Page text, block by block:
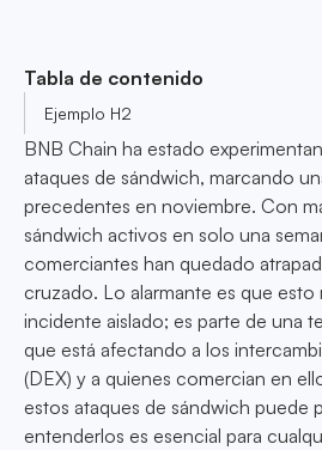
Tabla de contenido
Ejemplo H2
BNB Chain ha estado
ataques de sándwich, marcando
precedentes en noviembre. Con
sándwich activos en solo una
comerciantes han quedado
cruzado. Lo alarmante es que esto
incidente aislado; es parte de una
que está afectando a los
(DEX) y a quienes comercian en
estos ataques de sándwich puede
entenderlos es esencial para